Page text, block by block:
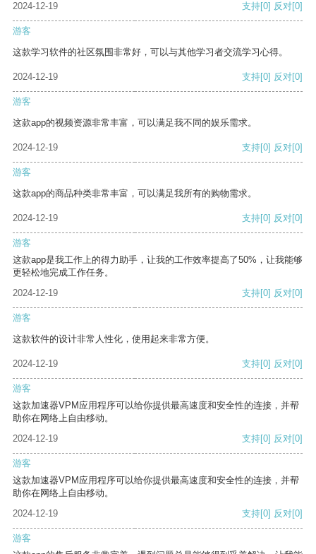
2024-12-19
支持[0] 反对[0]
游客
这款学习软件的社区氛围非常好，可以与其他学习者交流学习心得。
2024-12-19 支持[0] 反对[0]
游客
这款app的视频资源非常丰富，可以满足我不同的娱乐需求。
2024-12-19 支持[0] 反对[0]
游客
这款app的商品种类非常丰富，可以满足我所有的购物需求。
2024-12-19 支持[0] 反对[0]
游客
这款app是我工作上的得力助手，让我的工作效率提高了50%，让我能够
更轻松地完成工作任务。
2024-12-19
支持[0] 反对[0]
游客
这款软件的设计非常人性化，使用起来非常方便。
2024-12-19 支持[0] 反对[0]
游客
这款加速器VPM应用程序可以给你提供最高速度和安全性的连接，并帮
助你在网络上自由移动。
2024-12-19
支持[0] 反对[0]
游客
这款加速器VPM应用程序可以给你提供最高速度和安全性的连接，并帮
助你在网络上自由移动。
2024-12-19
支持[0] 反对[0]
游客